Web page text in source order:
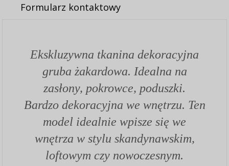
Formularz kontaktowy
Ekskluzywna tkanina dekoracyjna
gruba żakardowa. Idealna na
zasłony, pokrowce, poduszki.
Bardzo dekoracyjna we wnętrzu. Ten
model idealnie wpisze się we
wnętrza w stylu skandynawskim,
loftowym czy nowoczesnym.